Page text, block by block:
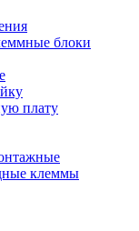
блоки
плату
клеммы